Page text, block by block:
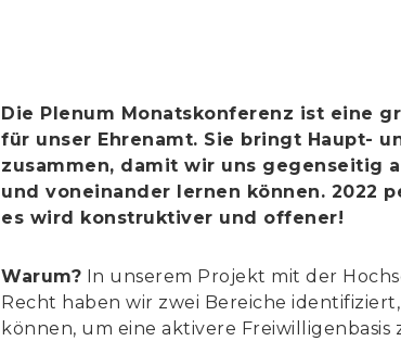
Die Plenum Monatskonferenz ist eine
für unser Ehrenamt. Sie bringt Haupt-
zusammen, damit wir uns gegenseitig
und voneinander lernen können. 2022
es wird konstruktiver und offener!
Warum? In unserem Projekt mit der
Recht haben wir zwei Bereiche
können, um eine aktivere Freiwilligenbasis